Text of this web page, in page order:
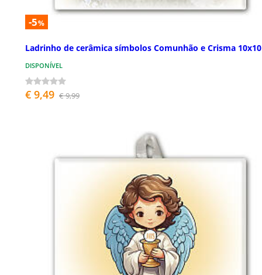
-5%
Ladrinho de cerâmica símbolos Comunhão e Crisma
DISPONÍVEL
€ 9,49 € 9,99